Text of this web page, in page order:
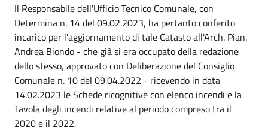
Il Responsabile dell'Ufficio Tecnico Comunale, con
Determina n. 14 del 09.02.2023, ha pertanto conferito
incarico per l'aggiornamento di tale Catasto all'Arch. Pian.
Andrea Biondo - che già si era occupato della redazione
dello stesso, approvato con Deliberazione del Consiglio
Comunale n. 10 del 09.04.2022 - ricevendo in data
14.02.2023 le Schede ricognitive con elenco incendi e la
Tavola degli incendi relative al periodo compreso tra il
2020 e il 2022.